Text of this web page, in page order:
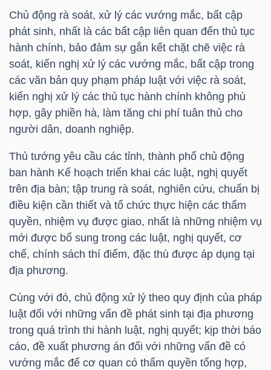
Chủ động rà soát, xử lý các vướng mắc, bất cập
phát sinh, nhất là các bất cập liên quan đến thủ tục
hành chính, bảo đảm sự gắn kết chặt chẽ việc rà
soát, kiến nghị xử lý các vướng mắc, bất cập trong
các văn bản quy phạm pháp luật với việc rà soát,
kiến nghị xử lý các thủ tục hành chính không phù
hợp, gây phiền hà, làm tăng chi phí tuân thủ cho
người dân, doanh nghiệp.
Thủ tướng yêu cầu các tỉnh, thành phố chủ động
ban hành Kế hoạch triển khai các luật, nghị quyết
trên địa bàn; tập trung rà soát, nghiên cứu, chuẩn bị
điều kiện cần thiết và tổ chức thực hiện các thẩm
quyền, nhiệm vụ được giao, nhất là những nhiệm vụ
mới được bổ sung trong các luật, nghị quyết, cơ
chế, chính sách thí điểm, đặc thù được áp dụng tại
địa phương.
Cùng với đó, chủ động xử lý theo quy định của pháp
luật đối với những vấn đề phát sinh tại địa phương
trong quá trình thi hành luật, nghị quyết; kịp thời báo
cáo, đề xuất phương án đối với những vấn đề có
vướng mắc để cơ quan có thẩm quyền tổng hợp,